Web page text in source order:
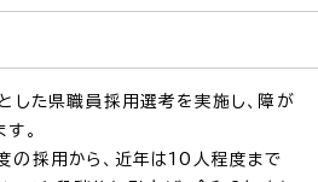
した県職員採用選考を実施し、障が
。
の採用から、近年は10人程度まで